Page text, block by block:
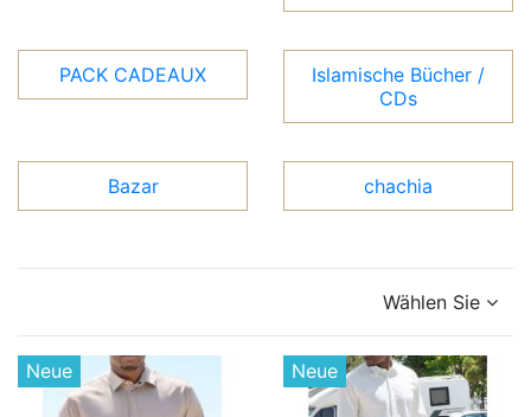
PACK CADEAUX
Islamische Bücher /
CDs
Bazar chachia
Wählen Sie
Neue Neue